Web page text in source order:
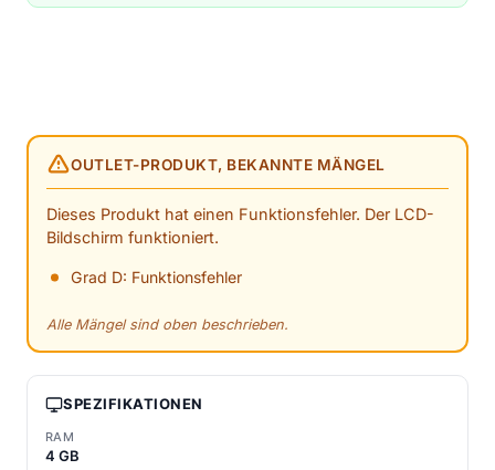
OUTLET-PRODUKT, BEKANNTE MÄNGEL
Dieses Produkt hat einen Funktionsfehler. Der LCD-
Bildschirm funktioniert.
Grad D: Funktionsfehler
Alle Mängel sind oben beschrieben.
SPEZIFIKATIONEN
RAM
4 GB